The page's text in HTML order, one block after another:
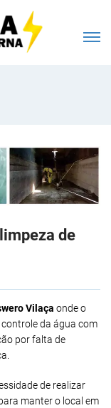
de
Vilaça onde o
da água com
por falta de
de realizar
manter o local em